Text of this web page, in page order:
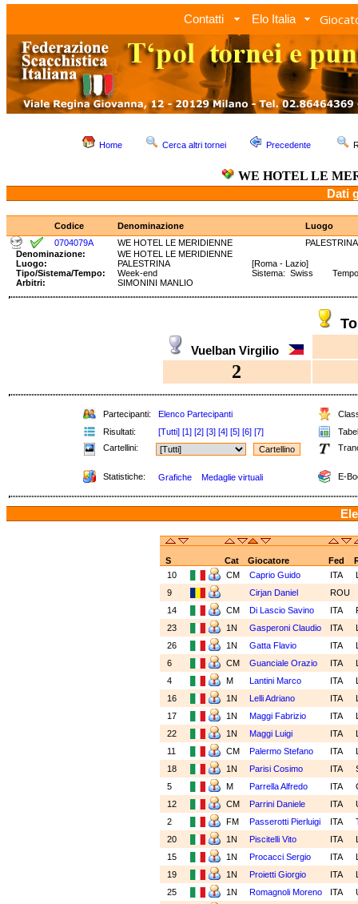
Contatti Elo Italia
Home Cerca altri tornei Precedente
WE HOTEL LE
Dati
Codice Denominazione
Luogo
0704079A
WE HOTEL LE MERIDIENNE
PALESTRINA
Denominazione:
WE HOTEL LE MERIDIENNE
Luogo:
PALESTRINA
[Roma - Lazio]
Tipo/Sistema/Tempo:
Week-end
Sistema: Swiss Tempo:
Arbitri:
SIMONINI MANLIO
Vuelban Virgilio
2
Partecipanti: Elenco Partecipanti
Risultati:
[Tutti] [1] [2] [3] [4] [5] [6] [7]
Cartellini:
Statistiche: Grafiche Medaglie virtuali E-
S Cat Giocatore Fed
10
CM Caprio Guido ITA
9
Cirjan Daniel
ROU
14
CM Di Lascio Savino ITA
23
1N Gasperoni Claudio ITA
26
1N Gatta Flavio ITA
6
CM Guanciale Orazio ITA
4
M Lantini Marco ITA
16
1N Lelli Adriano ITA
17
1N Maggi Fabrizio ITA
22
1N Maggi Luigi ITA
11
CM Palermo Stefano ITA
18
1N Parisi Cosimo ITA
5
M Parrella Alfredo ITA
12
CM Parrini Daniele ITA
2
FM Passerotti Pierluigi ITA
20
1N Piscitelli Vito ITA
15
1N Procacci Sergio ITA
19
1N Proietti Giorgio ITA
25
1N Romagnoli Moreno ITA